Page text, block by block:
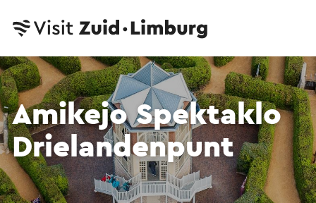
Amikejo Spektaklo
Drielandenpunt